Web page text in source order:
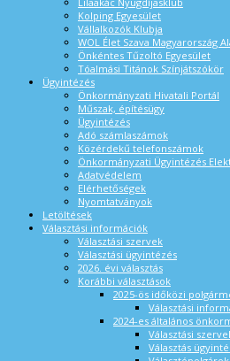
Kolping Egyesület
Vállalkozók Klubja
WOL Élet Szava Magyarország
Önkéntes Tűzoltó Egyesület
Tóalmási Titánok Színjátszókör
Ügyintézés
Önkormányzati Hivatali Portál
Műszak, építésügy
Ügyintézés
Adó számlaszámok
Közérdekű telefonszámok
Önkormányzati Ügyintézés
Adatvédelem
Elérhetőségek
Nyomtatványok
Letöltések
Választási információk
Választási szervek
Választási ügyintézés
2026. évi választás
Korábbi választások
2025-ös időközi
Választási
2024-es általános
Választási
Választás